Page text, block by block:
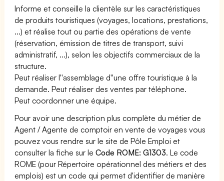
Informe et conseille la clientèle sur les caractéristiques
de produits touristiques (voyages, locations, prestations,
...) et réalise tout ou partie des opérations de vente
(réservation, émission de titres de transport, suivi
administratif, ...), selon les objectifs commerciaux de la
structure.
Peut réaliser l''assemblage d''une offre touristique à la
demande. Peut réaliser des ventes par téléphone.
Peut coordonner une équipe.
Pour avoir une description plus complète du métier de
Agent / Agente de comptoir en vente de voyages vous
pouvez vous rendre sur le site de Pôle Emploi et
consulter la fiche sur leCode ROME: G1303. Le code
ROME (pour Répertoire opérationnel des métiers et des
emplois) est un code qui permet d'identifier de manière